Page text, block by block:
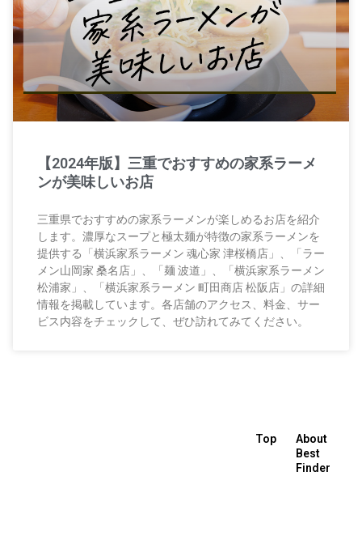
【2024年版】三重でおすすめの家系ラーメ
ンが美味しいお店
三重県でおすすめの家系ラーメンが楽しめるお店を紹介
します。濃厚なスープと極太麺が特徴の家系ラーメンを
提供する「横浜家系ラーメン 魂心家 津桜橋店」、「ラー
メン山岡家 桑名店」、「麺 波道」、「横浜家系ラーメン
松浦家」、「横浜家系ラーメン 町田商店 松阪店」の詳細
情報を掲載しています。各店舗のアクセス、料金、サー
ビス内容をチェックして、ぜひ訪れてみてください。
Top
About
Best
Finder